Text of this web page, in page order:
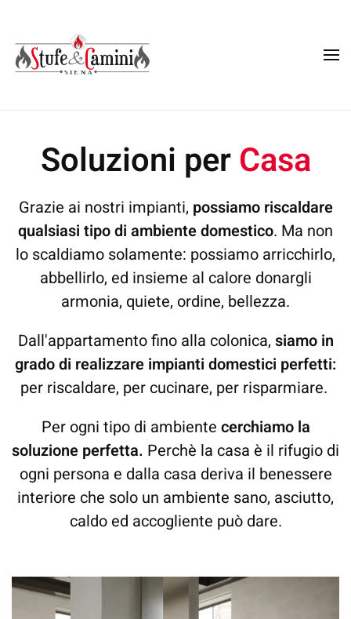
Skip
to
Soluzioni perCasa
Grazie ai nostri impianti, possiamo riscaldare
qualsiasi tipo di ambiente domestico. Ma non
lo scaldiamo solamente: possiamo arricchirlo,
abbellirlo, ed insieme al calore donargli
armonia, quiete, ordine, bellezza.
Dall'appartamento fino alla colonica, siamo in
grado di realizzare impianti domestici perfetti:
per riscaldare, per cucinare, per risparmiare.
Per ogni tipo di ambiente cerchiamo la
soluzione perfetta. Perchè la casa è il rifugio di
ogni persona e dalla casa deriva il benessere
interiore che solo un ambiente sano, asciutto,
caldo ed accogliente può dare.